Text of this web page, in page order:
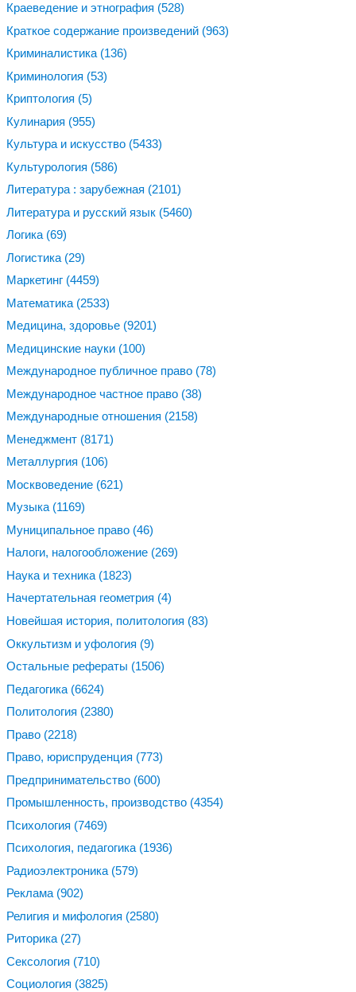
Краеведение и этнография (528)
Краткое содержание произведений (963)
Криминалистика (136)
Криминология (53)
Криптология (5)
Кулинария (955)
Культура и искусство (5433)
Культурология (586)
Литература : зарубежная (2101)
Литература и русский язык (5460)
Логика (69)
Логистика (29)
Маркетинг (4459)
Математика (2533)
Медицина, здоровье (9201)
Медицинские науки (100)
Международное публичное право (78)
Международное частное право (38)
Международные отношения (2158)
Менеджмент (8171)
Металлургия (106)
Москвоведение (621)
Музыка (1169)
Муниципальное право (46)
Налоги, налогообложение (269)
Наука и техника (1823)
Начертательная геометрия (4)
Новейшая история, политология (83)
Оккультизм и уфология (9)
Остальные рефераты (1506)
Педагогика (6624)
Политология (2380)
Право (2218)
Право, юриспруденция (773)
Предпринимательство (600)
Промышленность, производство (4354)
Психология (7469)
Психология, педагогика (1936)
Радиоэлектроника (579)
Реклама (902)
Религия и мифология (2580)
Риторика (27)
Сексология (710)
Социология (3825)